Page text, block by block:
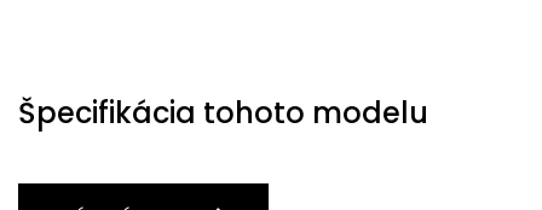
Špecifikácia tohoto modelu